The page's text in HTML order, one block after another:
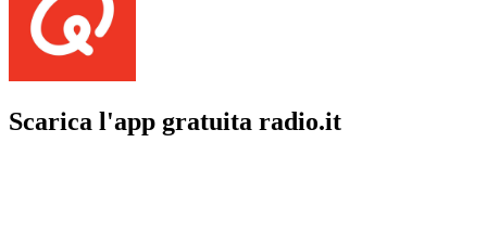
Scarica l'app gratuita radio.it